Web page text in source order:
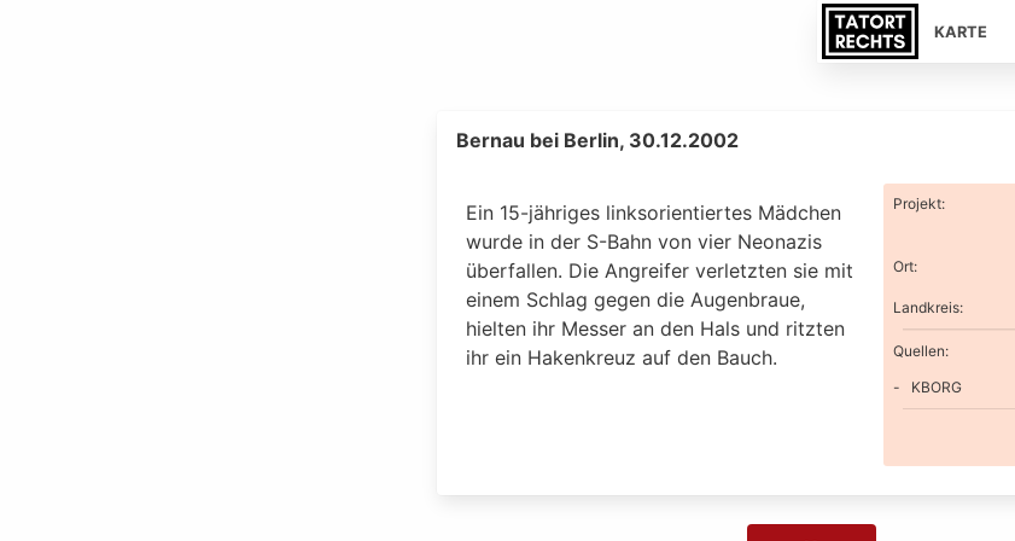
KARTE
Bernau bei Berlin, 30.12.2002
Ein 15-jähriges linksorientiertes Mädchen
wurde in der S-Bahn von vier Neonazis
überfallen. Die Angreifer verletzten sie mit
einem Schlag gegen die Augenbraue,
hielten ihr Messer an den Hals und ritzten
ihr ein Hakenkreuz auf den Bauch.
Projekt:
Ort:
Landkreis:
Quellen:
KBORG